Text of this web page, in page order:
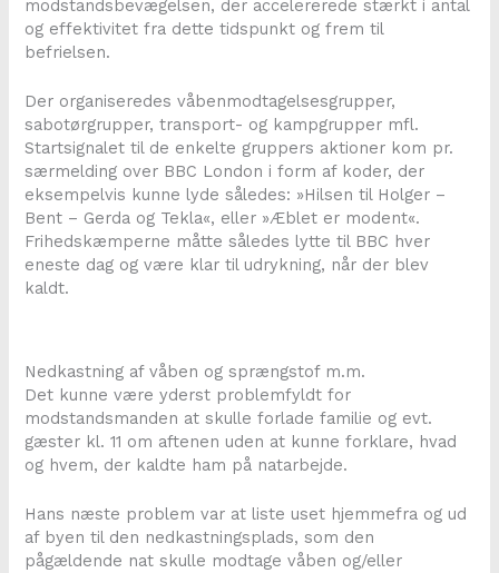
modstandsbevægelsen, der accelererede stærkt i antal
og effektivitet fra dette tidspunkt og frem til
befrielsen.
Der organiseredes våbenmodtagelsesgrupper,
sabotørgrupper, transport- og kampgrupper mfl.
Startsignalet til de enkelte gruppers aktioner kom pr.
særmelding over BBC London i form af koder, der
eksempelvis kunne lyde således: »Hilsen til Holger –
Bent – Gerda og Tekla«, eller »Æblet er modent«.
Frihedskæmperne måtte således lytte til BBC hver
eneste dag og være klar til udrykning, når der blev
kaldt.
Nedkastning af våben og sprængstof m.m.
Det kunne være yderst problemfyldt for
modstandsmanden at skulle forlade familie og evt.
gæster kl. 11 om aftenen uden at kunne forklare, hvad
og hvem, der kaldte ham på natarbejde.
Hans næste problem var at liste uset hjemmefra og ud
af byen til den nedkastningsplads, som den
pågældende nat skulle modtage våben og/eller